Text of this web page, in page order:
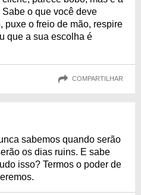
o que você deve
puxe o freio de mão, respire
que a sua escolha é
COMPARTILHAR
sabemos quando serão
os dias ruins. E sabe
isso? Termos o poder de